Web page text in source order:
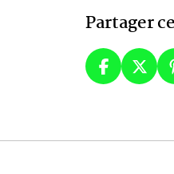
Partager